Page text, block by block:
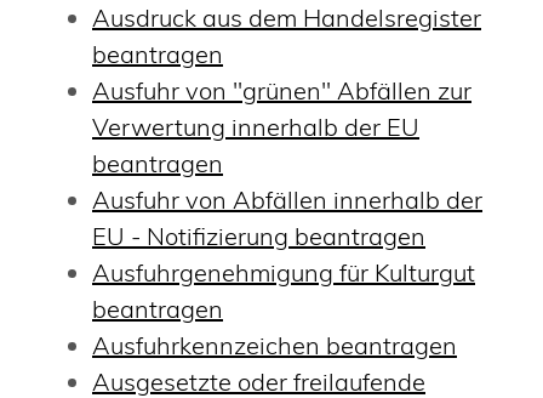
Ausdruck aus dem Handelsregister
beantragen
Ausfuhr von "grünen" Abfällen zur
Verwertung innerhalb der EU
beantragen
Ausfuhr von Abfällen innerhalb der
EU - Notifizierung beantragen
Ausfuhrgenehmigung für Kulturgut
beantragen
Ausfuhrkennzeichen beantragen
Ausgesetzte oder freilaufende